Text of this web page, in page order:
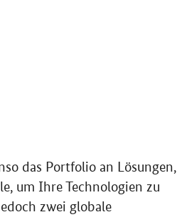
das Portfolio an Lösungen,
um Ihre Technologien zu
zwei globale